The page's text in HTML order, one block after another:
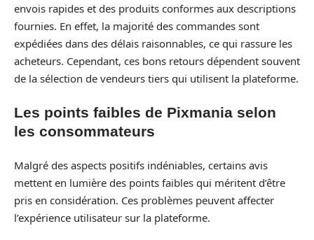
envois rapides et des produits conformes aux descriptions
fournies. En effet, la majorité des commandes sont
expédiées dans des délais raisonnables, ce qui rassure les
acheteurs. Cependant, ces bons retours dépendent souvent
de la sélection de vendeurs tiers qui utilisent la plateforme.
Les points faibles de Pixmania selon
les consommateurs
Malgré des aspects positifs indéniables, certains avis
mettent en lumière des points faibles qui méritent d’être
pris en considération. Ces problèmes peuvent affecter
l’expérience utilisateur sur la plateforme.